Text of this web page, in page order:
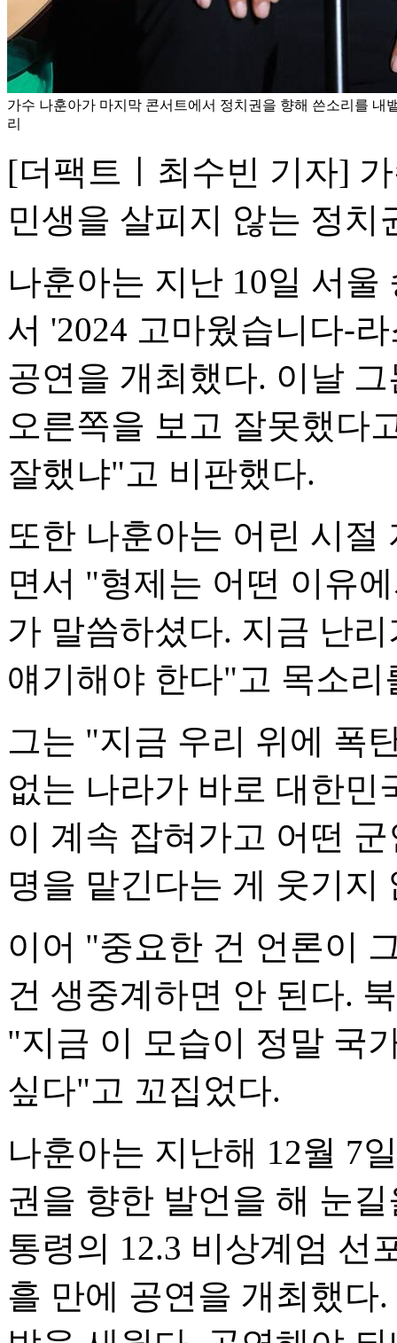
가수 나훈아가 마지막 콘서트에서 정치권을 향해 쓴소리를 내
리
[더팩트ㅣ최수빈 기자]
민생을 살피지 않는 정치
나훈아는 지난 10일 서울
서 '2024 고마웠습니다-
공연을 개최했다. 이날
오른쪽을 보고 잘못했다
잘했냐"고 비판했다.
또한 나훈아는 어린 시절
면서 "형제는 어떤 이유
가 말씀하셨다. 지금 난
얘기해야 한다"고 목소리
그는 "지금 우리 위에 폭
없는 나라가 바로 대한
이 계속 잡혀가고 어떤
명을 맡긴다는 게 웃기지
이어 "중요한 건 언론이
건 생중계하면 안 된다.
"지금 이 모습이 정말 국
싶다"고 꼬집었다.
나훈아는 지난해 12월 7
권을 향한 발언을 해 눈
통령의 12.3 비상계엄 선
흘 만에 공연을 개최했다